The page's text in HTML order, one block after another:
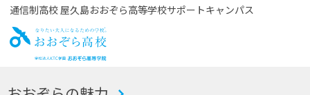
通信制高校 屋久島おおぞら高等学校サポートキャンパス
お